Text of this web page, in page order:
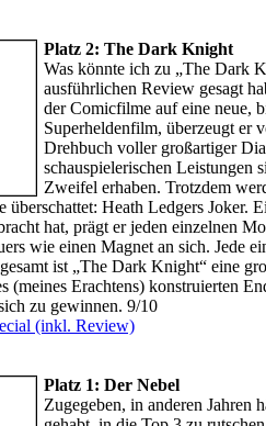
Platz 2: The Dark Knight
Was könnte ich zu „The Dark
ausführlichen Review gesagt
der Comicfilme auf eine neue,
Superheldenfilm, überzeugt er
Drehbuch voller großartiger
schauspielerischen Leistungen
Zweifel erhaben. Trotzdem
überschattet: Heath Ledgers Joker.
hat, prägt er jeden einzelnen
wie einen Magnet an sich. Jede
ist „The Dark Knight“ eine
(meines Erachtens) konstruierten
zu gewinnen. 9/10
(inkl. Review)
Platz 1: Der Nebel
Zugegeben, in anderen Jahren